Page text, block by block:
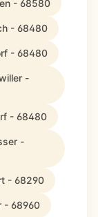
- 68580
- 68480
- 68480
-
- 68480
-
- 68290
- 68960